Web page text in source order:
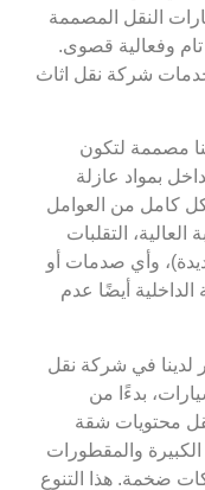
النقل المصممة
وفعالية قصوى.
شركة نقل اثاث
مصممة لتكون
بمواد عازلة
كامل من العوامل
التقلبات
وأي صدمات أو
أيضًا عدم
لدينا في شركة نقل
بدءًا من
محتويات شقة
والمقطورات
ضخمة. هذا التنوع